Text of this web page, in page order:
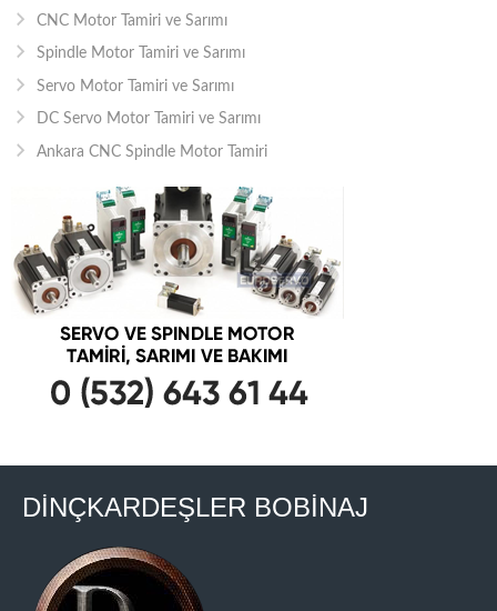
CNC Motor Tamiri ve Sarımı
Spindle Motor Tamiri ve Sarımı
Servo Motor Tamiri ve Sarımı
DC Servo Motor Tamiri ve Sarımı
Ankara CNC Spindle Motor Tamiri
DİNÇKARDEŞLER BOBİNAJ